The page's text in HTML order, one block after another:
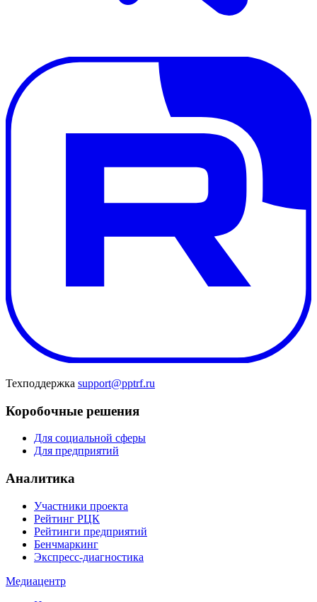
Техподдержка support@pptrf.ru
Коробочные решения
Для социальной сферы
Для предприятий
Аналитика
Участники проекта
Рейтинг РЦК
Рейтинги предприятий
Бенчмаркинг
Экспресс-диагностика
Медиацентр